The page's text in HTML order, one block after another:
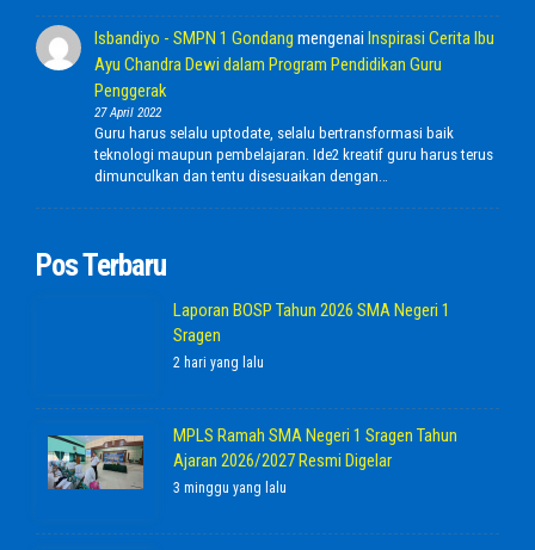
Isbandiyo - SMPN 1 Gondang mengenai Inspirasi Cerita Ibu
Ayu Chandra Dewi dalam Program Pendidikan Guru
Penggerak
27 April 2022
Guru harus selalu uptodate, selalu bertransformasi baik
teknologi maupun pembelajaran. Ide2 kreatif guru harus terus
dimunculkan dan tentu disesuaikan dengan…
Pos Terbaru
Laporan BOSP Tahun 2026 SMA Negeri 1
Sragen
2 hari yang lalu
MPLS Ramah SMA Negeri 1 Sragen Tahun
Ajaran 2026/2027 Resmi Digelar
3 minggu yang lalu